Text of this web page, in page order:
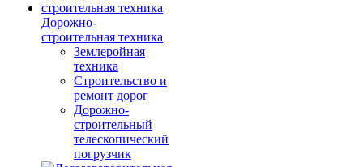
Дорожно-
строительная техника
Землеройная
техника
Строительство и
ремонт дорог
Дорожно-
строительный
телескопический
погрузчик